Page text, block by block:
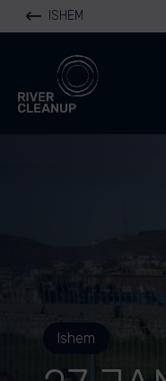
ISHEM
River Cleanup
Ishem